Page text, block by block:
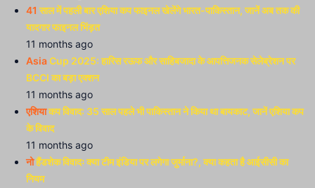
41 साल में पहली बार एशिया कप फाइनल खेलेंगे भारत-पाकिस्तान, जानें अब तक की
यादगार फाइनल भिंड़त
11 months ago
AsiaCup 2025: हारिस रऊफ और साहिबजादा के आपत्तिजनक सेलेब्रेशन पर
BCCI का बड़ा एक्शन
11 months ago
एशियाकप विवाद: 35 साल पहले भी पाकिस्तान ने किया था बायकाट, जानें एशिया कप
के विवाद
11 months ago
नोहैंडशेक विवादः क्या टीम इंडिया पर लगेगा जुर्माना?, क्या कहता है आईसीसी का
नियम